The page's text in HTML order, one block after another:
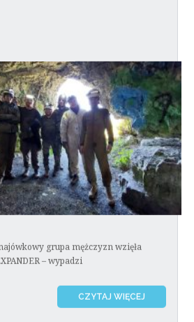
grupa mężczyzn wzięła
– wypadzi
CZYTAJ WIĘCEJ